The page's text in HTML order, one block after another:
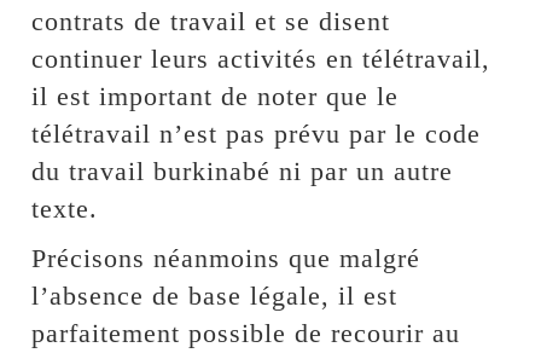
contrats de travail et se disent
continuer leurs activités en télétravail,
il est important de noter que le
télétravail n’est pas prévu par le code
du travail burkinabé ni par un autre
texte.
Précisons néanmoins que malgré
l’absence de base légale, il est
parfaitement possible de recourir au